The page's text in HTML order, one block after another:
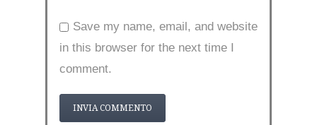
Save my name, email, and website
in this browser for the next time I
comment.